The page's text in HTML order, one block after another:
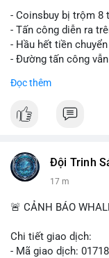
- Coinsbuy bị trộm 8
- Tấn công diễn ra
- Hầu hết tiền
- Đường tấn công
#binancesquare
$trx $eth
📰 Nguồn: CoinDesk
Đọc thêm
Đội Trinh
17 m
🚨 CẢNH BÁO
Chi tiết giao dịch:
- Mã giao dịch: